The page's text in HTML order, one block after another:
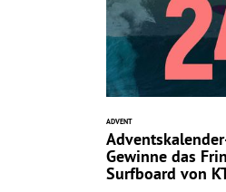
ADVENT
Gewinne das
Surfboard von